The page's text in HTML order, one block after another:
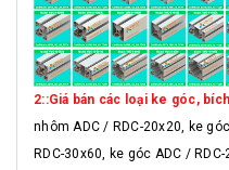
2::Giá bán các loại ke góc,
nhôm ADC / RDC-20x20, ke
RDC-30x60, ke góc ADC /